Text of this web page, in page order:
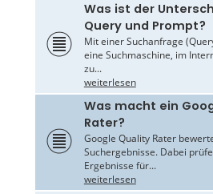
Was ist der
Query und Prompt?
Mit einer Suchanfrage
eine Suchmaschine, im
zu...
weiterlesen
Was macht ein
Rater?
Google Quality Rater
Suchergebnisse. Dabei
Ergebnisse für...
weiterlesen